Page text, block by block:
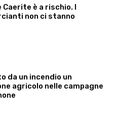
Caerite è a rischio. I
non ci stanno
da un incendio un
agricolo nelle campagne